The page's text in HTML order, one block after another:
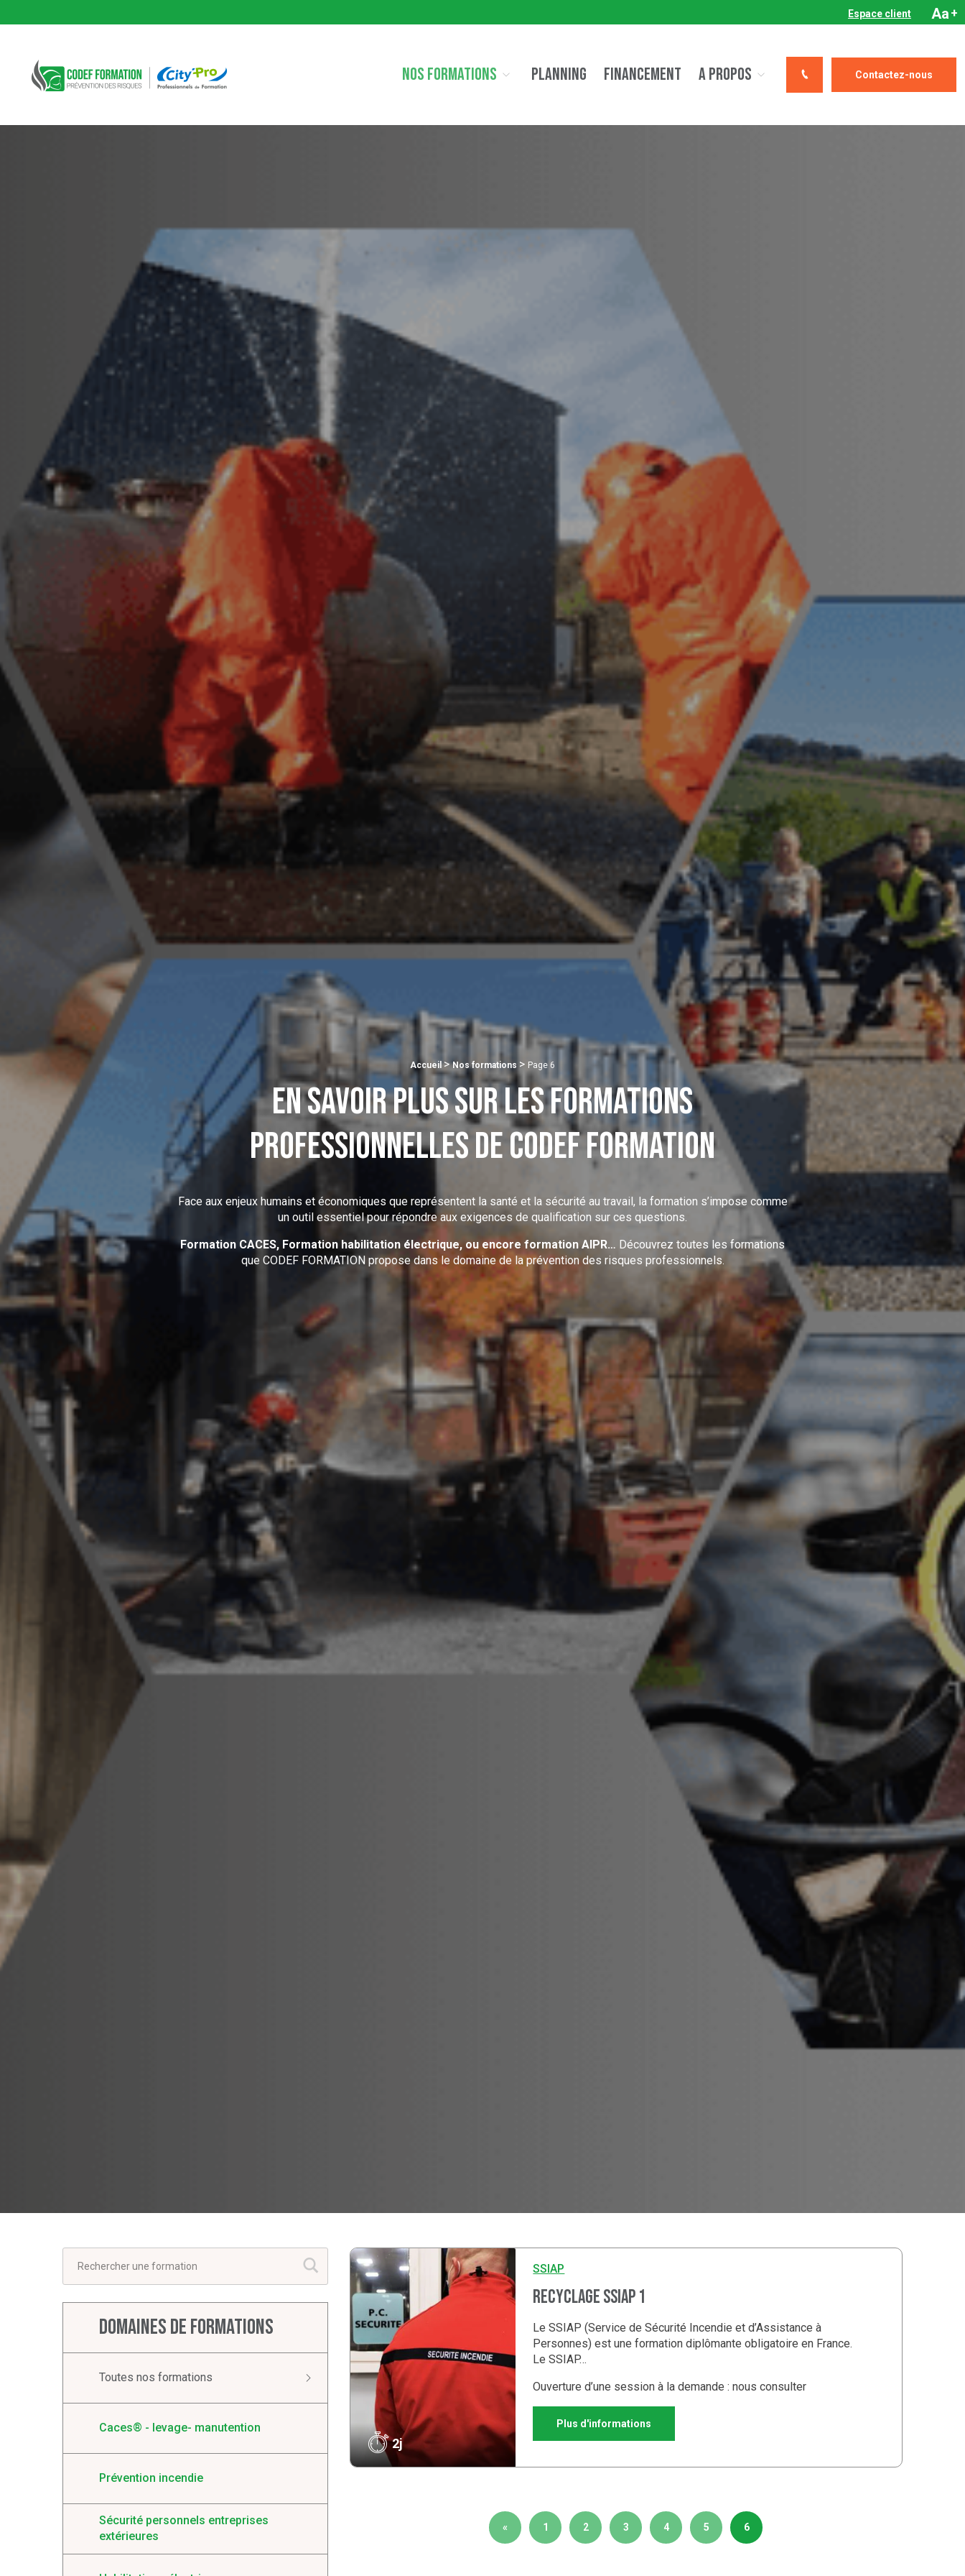
Espace client Aa +
NOS FORMATIONS PLANNING FINANCEMENT A PROPOS Contactez-nous
Fil d'Ariane : Accueil >Nos formations > Page 6
En savoir plus sur les formations
professionnelles de CODEF FORMATION
Face aux enjeux humains et économiques que représentent la santé et la sécurité au travail, la formation s’impose comme
un outil essentiel pour répondre aux exigences de qualification sur ces questions.
Formation CACES, Formation habilitation électrique, ou encore formation AIPR… Découvrez toutes les formations
que CODEF FORMATION propose dans le domaine de la prévention des risques professionnels.
Domaines de formations
Toutes nos formations
Caces® - levage- manutention
Prévention incendie
Sécurité personnels entreprises
extérieures
2j
SSIAP
Recyclage SSIAP 1
Le SSIAP (Service de Sécurité Incendie et d’Assistance à
Personnes) est une formation diplômante obligatoire en France.
Le SSIAP…
Ouverture d’une session à la demande : nous consulter
Plus d'informations
« 1 2 3 4 5 6